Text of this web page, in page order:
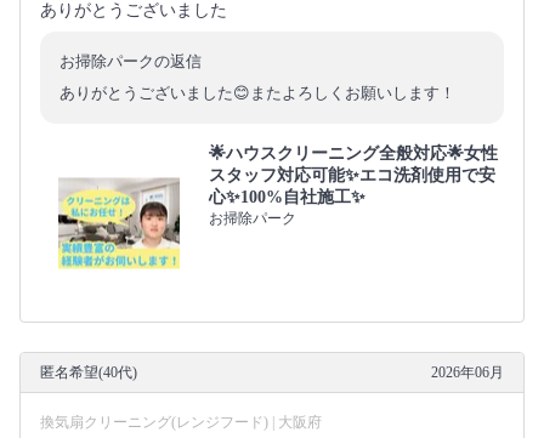
ありがとうございました
お掃除パークの返信
ありがとうございました😊またよろしくお願いします！
🌟ハウスクリーニング全般対応🌟女性
スタッフ対応可能✨エコ洗剤使用で安
心✨100%自社施工✨
お掃除パーク
匿名希望(40代) 2026年06月
換気扇クリーニング(レンジフード) | 大阪府